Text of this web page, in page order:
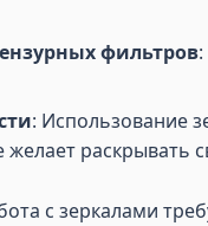
фильтров
: Использование
желает раскрывать
с зеркалами